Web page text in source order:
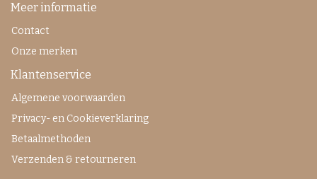
Meer informatie
Contact
Onze merken
Klantenservice
Algemene voorwaarden
Privacy- en Cookieverklaring
Betaalmethoden
Verzenden & retourneren